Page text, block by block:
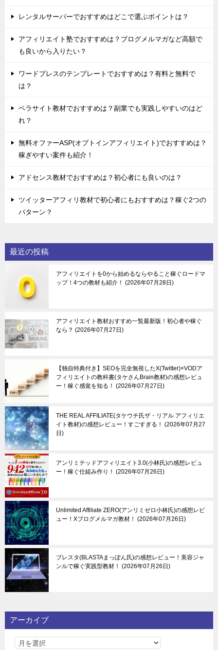
レンタルサーバーでおすすめはどこで選ぶポイントは？
アフィリエイト塾でおすすめは？ブログメルマガなど高額で
も良いから入りたい？
ワードプレスのテンプレートでおすすめは？有料と無料で
は？
ペラサイト教材でおすすめは？副業でも実践しやすいのはど
れ？
無料オファーASP(オプトインアフィリエイト)でおすすめは？
稼ぎやすい案件も紹介！
アドセンス教材でおすすめは？初心者にも良いのは？
ツイッターアフィリ教材で初心者にもおすすめは？稼ぐ2つの
パターン？
最近の投稿
アフィリエイトを0から始めるならやること稼ぐロードマ
ップ！4つの教材も紹介！
2026年07月28日
アフィリエイト教材おすすめ一覧最新版！初心者や稼ぐ
なら？
2026年07月27日
【独自特典付き】SEOを完全無視したX(Twitter)×VODア
フィリエイトの教科書(タケさんBrain教材)の感想レビュ
ー！稼ぐ感覚を知る！
2026年07月27日
THE REAL AFFILIATE(タケウチ氏ザ・リアル アフィリエ
イト教材)の感想レビュー！すごすぎる！
2026年07月27
日
アンリミテッドアフィリエイト3.0(小林氏)の感想レビュ
ー！稼ぐ仕組み作り！
2026年07月26日
Unlimited Affiliate ZERO(アンリミゼロ小林氏)の感想レビ
ュー！Xブログメルマガ教材！
2026年07月26日
ブレスタ(BLASTAまっぽん氏)の感想レビュー！美容ジャ
ンルで稼ぐ実践型教材！
2026年07月26日
アーカイブ